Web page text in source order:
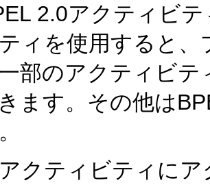
2.0アクティビ
ィを使用すると
部のアクティビ
ます。その他は
クティビティに